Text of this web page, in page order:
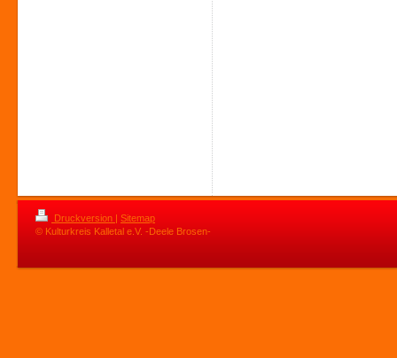
Druckversion | Sitemap
© Kulturkreis Kalletal e.V. -Deele Brosen-